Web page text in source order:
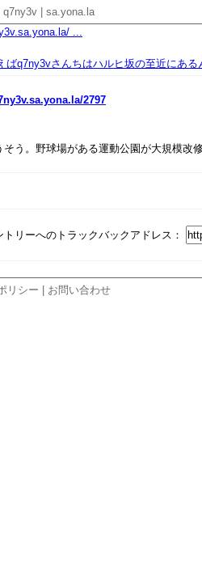
q7ny3v
sa.yona.la
...
ばq7ny3vさんちはハルヒ坂の至近にあ
2797
そう。野球場がある運動公園が大規模改
トリーへのトラックバックアドレス：
リシー お問い合わせ